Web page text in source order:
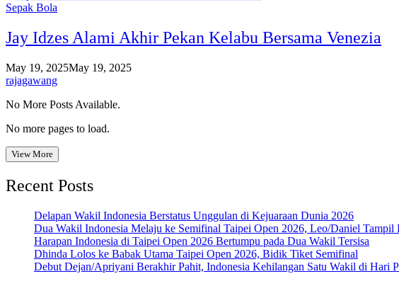
Sepak Bola
Jay Idzes Alami Akhir Pekan Kelabu Bersama Venezia
May 19, 2025May 19, 2025
rajagawang
No More Posts Available.
No more pages to load.
View More
Recent Posts
Delapan Wakil Indonesia Berstatus Unggulan di Kejuaraan Dunia 2026
Dua Wakil Indonesia Melaju ke Semifinal Taipei Open 2026, Leo/Daniel Tampil
Harapan Indonesia di Taipei Open 2026 Bertumpu pada Dua Wakil Tersisa
Dhinda Lolos ke Babak Utama Taipei Open 2026, Bidik Tiket Semifinal
Debut Dejan/Apriyani Berakhir Pahit, Indonesia Kehilangan Satu Wakil di Hari